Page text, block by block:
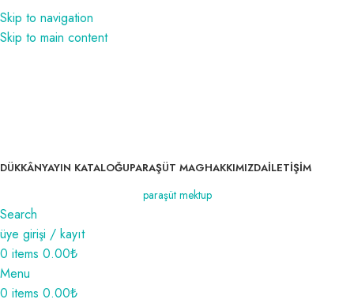
Skip to navigation
Skip to main content
1350₺ ve üzeri siparişlerinizde kargo bedava!
DÜKKÂNYAYIN KATALOĞUPARAŞÜT MAGHAKKIMIZDAİLETIŞIM
paraşüt mektup
Search
üye girişi / kayıt
0 items 0.00₺
Menu
0 items 0.00₺